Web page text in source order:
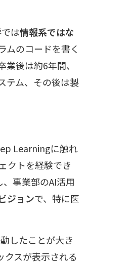
は情報系ではな
ムのコードを書く
後は約6年間、
テム、その後は製
Learningに触れ
クトを経験でき
事業部のAI活用
ジョンで、特に医
したことが大き
クスが表示される